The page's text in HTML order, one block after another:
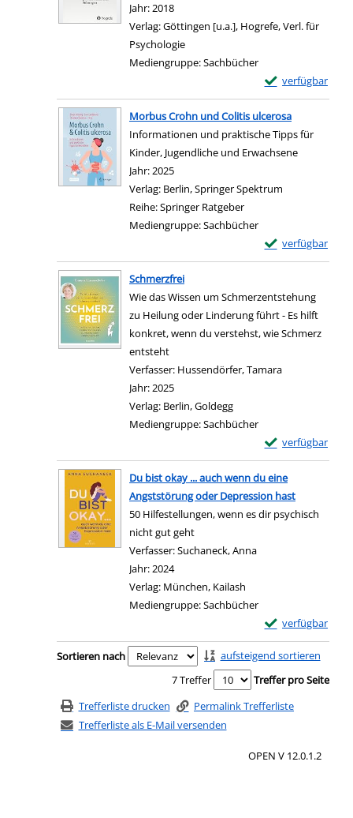
Jahr:2018
Verlag:Göttingen [u.a.], Hogrefe, Verl. für
Psychologie
Mediengruppe:Sachbücher
verfügbar
Exemplar-
Zum Download
Morbus Crohn und Colitis ulcerosa
Informationen und praktische Tipps für
Kinder, Jugendliche und Erwachsene
Suche nach diesem Verfasser
Jahr:2025
Verlag: Berlin, Springer Spektrum
Reihe:Springer Ratgeber
Mediengruppe:Sachbücher
verfügbar
Exemplar-
Zum Download
Schmerzfrei
Wie das Wissen um Schmerzentstehung
zu Heilung oder Linderung führt - Es hilft
konkret, wenn du verstehst, wie Schmerz
entsteht
Verfasser: Hussendörfer, Tamara
Jahr:2025
Verlag: Berlin, Goldegg
Mediengruppe:Sachbücher
verfügbar
Exemplar-Details
Zum Download
Du bist okay ... auch wenn du eine
Angststörung oder Depression hast
50 Hilfestellungen, wenn es dir psychisch
nicht gut geht
Verfasser:Suchaneck, Anna
Jahr:2024
Verlag: München, Kailash
Mediengruppe:Sachbücher
verfügbar
Exemplar-Details
Zum Download
Zu den Suchfiltern springen
Sortieren nach
aufsteigend sortieren
7 Treffer
Treffer pro Seite
Trefferliste drucken
Permalink Trefferliste
Trefferliste als E-Mail versenden
OPEN V 12.0.1.2